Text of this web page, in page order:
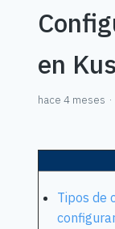
en
hace 4 meses
Tipos de